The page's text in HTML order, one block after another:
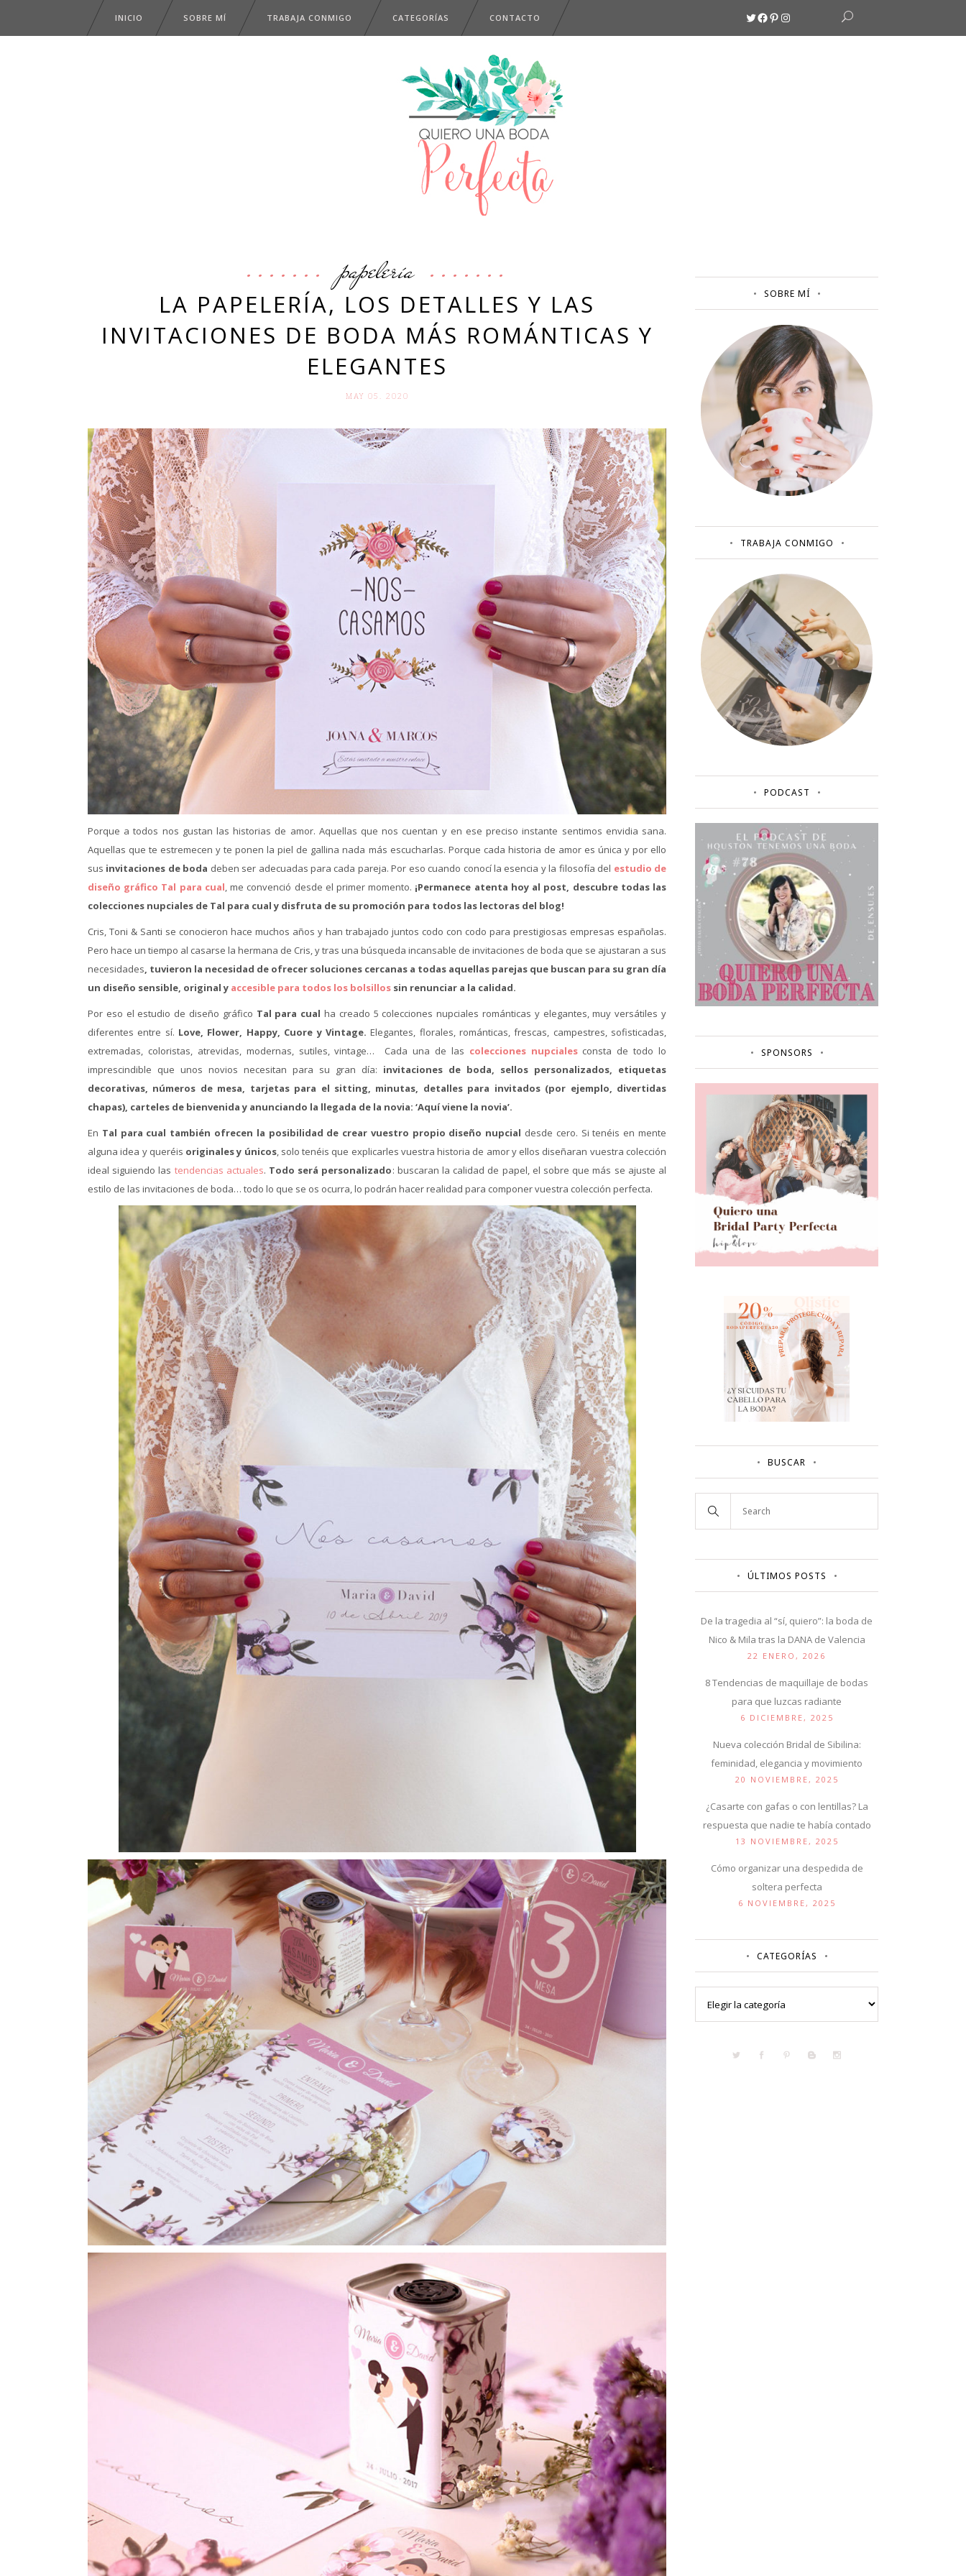
INICIO SOBRE MÍ TRABAJA CONMIGO CATEGORÍAS CONTACTO Twitter
Facebook
Pinterest
Instagram
papelería
LA PAPELERÍA, LOS DETALLES Y LAS
INVITACIONES DE BODA MÁS ROMÁNTICAS Y
ELEGANTES
MAY 05. 2020
Porque a todos nos gustan las historias de amor. Aquellas que nos cuentan y en ese preciso instante sentimos envidia sana.
Aquellas que te estremecen y te ponen la piel de gallina nada más escucharlas. Porque cada historia de amor es única y por ello
sus invitaciones de boda deben ser adecuadas para cada pareja. Por eso cuando conocí la esencia y la filosofía del estudio de
diseño gráfico Tal para cual, me convenció desde el primer momento. ¡Permanece atenta hoy al post, descubre todas las
colecciones nupciales de Tal para cual y disfruta de su promoción para todos las lectoras del blog!
Cris, Toni & Santi se conocieron hace muchos años y han trabajado juntos codo con codo para prestigiosas empresas españolas.
Pero hace un tiempo al casarse la hermana de Cris, y tras una búsqueda incansable de invitaciones de boda que se ajustaran a sus
necesidades, tuvieron la necesidad de ofrecer soluciones cercanas a todas aquellas parejas que buscan para su gran día
un diseño sensible, original y accesible para todos los bolsillos sin renunciar a la calidad.
Por eso el estudio de diseño gráfico Tal para cualha creado 5 colecciones nupciales románticas y elegantes, muy versátiles y
diferentes entre sí. Love, Flower, Happy, Cuore y Vintage. Elegantes, florales, románticas, frescas, campestres, sofisticadas,
extremadas, coloristas, atrevidas, modernas, sutiles, vintage… Cada una de las colecciones nupcialesconsta de todo lo
imprescindible que unos novios necesitan para su gran día: invitaciones de boda, sellos personalizados, etiquetas
decorativas, números de mesa, tarjetas para el sitting, minutas, detalles para invitados (por ejemplo, divertidas
chapas), carteles de bienvenida y anunciando la llegada de la novia: ‘Aquí viene la novia’.
En Tal para cual también ofrecen la posibilidad de crear vuestro propio diseño nupcial desde cero. Si tenéis en mente
alguna idea y queréis originales y únicos, solo tenéis que explicarles vuestra historia de amor y ellos diseñaran vuestra colección
ideal siguiendo las tendencias actuales. Todo será personalizado: buscaran la calidad de papel, el sobre que más se ajuste al
estilo de las invitaciones de boda… todo lo que se os ocurra, lo podrán hacer realidad para componer vuestra colección perfecta.
SOBRE MÍ
TRABAJA CONMIGO
PODCAST
SPONSORS
BUSCAR
ÚLTIMOS POSTS
De la tragedia al “sí, quiero”: la boda de
Nico & Mila tras la DANA de Valencia
22 ENERO, 2026
8 Tendencias de maquillaje de bodas
para que luzcas radiante
6 DICIEMBRE, 2025
Nueva colección Bridal de Sibilina:
feminidad, elegancia y movimiento
20 NOVIEMBRE, 2025
¿Casarte con gafas o con lentillas? La
respuesta que nadie te había contado
13 NOVIEMBRE, 2025
Cómo organizar una despedida de
soltera perfecta
6 NOVIEMBRE, 2025
CATEGORÍAS